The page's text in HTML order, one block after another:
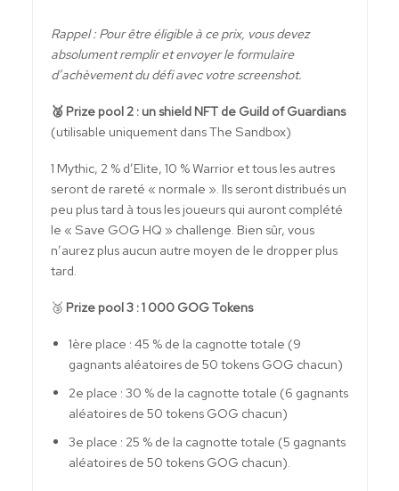
Rappel : Pour être éligible à ce prix, vous devez
absolument remplir et envoyer le formulaire
d’achèvement du défi avec votre screenshot.
🥈 Prize pool 2 : un shield NFT de Guild of Guardians
(utilisable uniquement dans The Sandbox)
1 Mythic, 2 % d’Elite, 10 % Warrior et tous les autres
seront de rareté « normale ». Ils seront distribués un
peu plus tard à tous les joueurs qui auront complété
le « Save GOG HQ » challenge. Bien sûr, vous
n’aurez plus aucun autre moyen de le dropper plus
tard.
🥉 Prize pool 3 : 1 000 GOG Tokens
1ère place : 45 % de la cagnotte totale (9
gagnants aléatoires de 50 tokens GOG chacun)
2e place : 30 % de la cagnotte totale (6 gagnants
aléatoires de 50 tokens GOG chacun)
3e place : 25 % de la cagnotte totale (5 gagnants
aléatoires de 50 tokens GOG chacun).